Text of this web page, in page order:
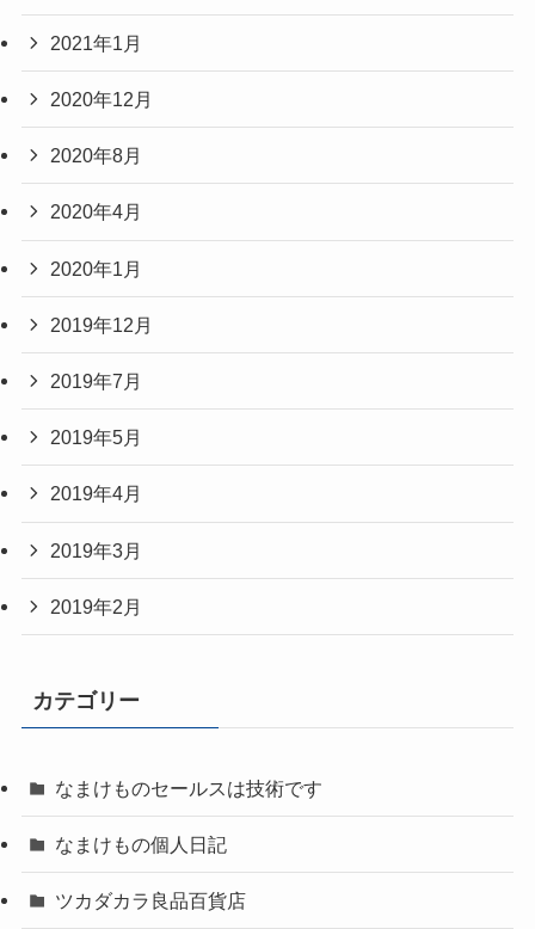
2021年1月
2020年12月
2020年8月
2020年4月
2020年1月
2019年12月
2019年7月
2019年5月
2019年4月
2019年3月
2019年2月
カテゴリー
なまけものセールスは技術です
なまけもの個人日記
ツカダカラ良品百貨店